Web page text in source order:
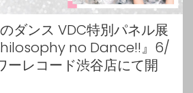
ダンス VDC特別パネル展
no Dance!!』6/
ーレコード渋谷店にて開